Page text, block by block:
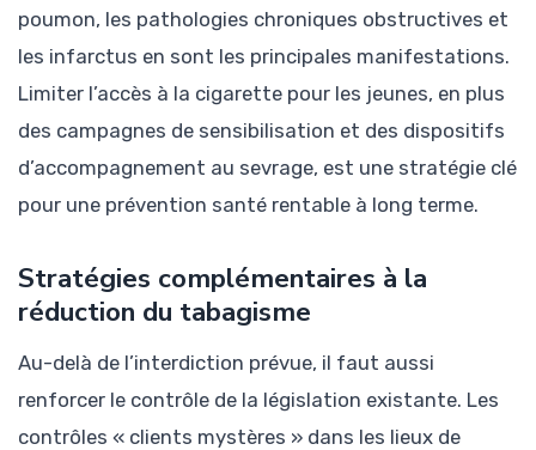
poumon, les pathologies chroniques obstructives et
les infarctus en sont les principales manifestations.
Limiter l’accès à la cigarette pour les jeunes, en plus
des campagnes de sensibilisation et des dispositifs
d’accompagnement au sevrage, est une stratégie clé
pour une prévention santé rentable à long terme.
Stratégies complémentaires à la
réduction du tabagisme
Au-delà de l’interdiction prévue, il faut aussi
renforcer le contrôle de la législation existante. Les
contrôles « clients mystères » dans les lieux de